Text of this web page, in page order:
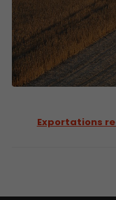
Exportations